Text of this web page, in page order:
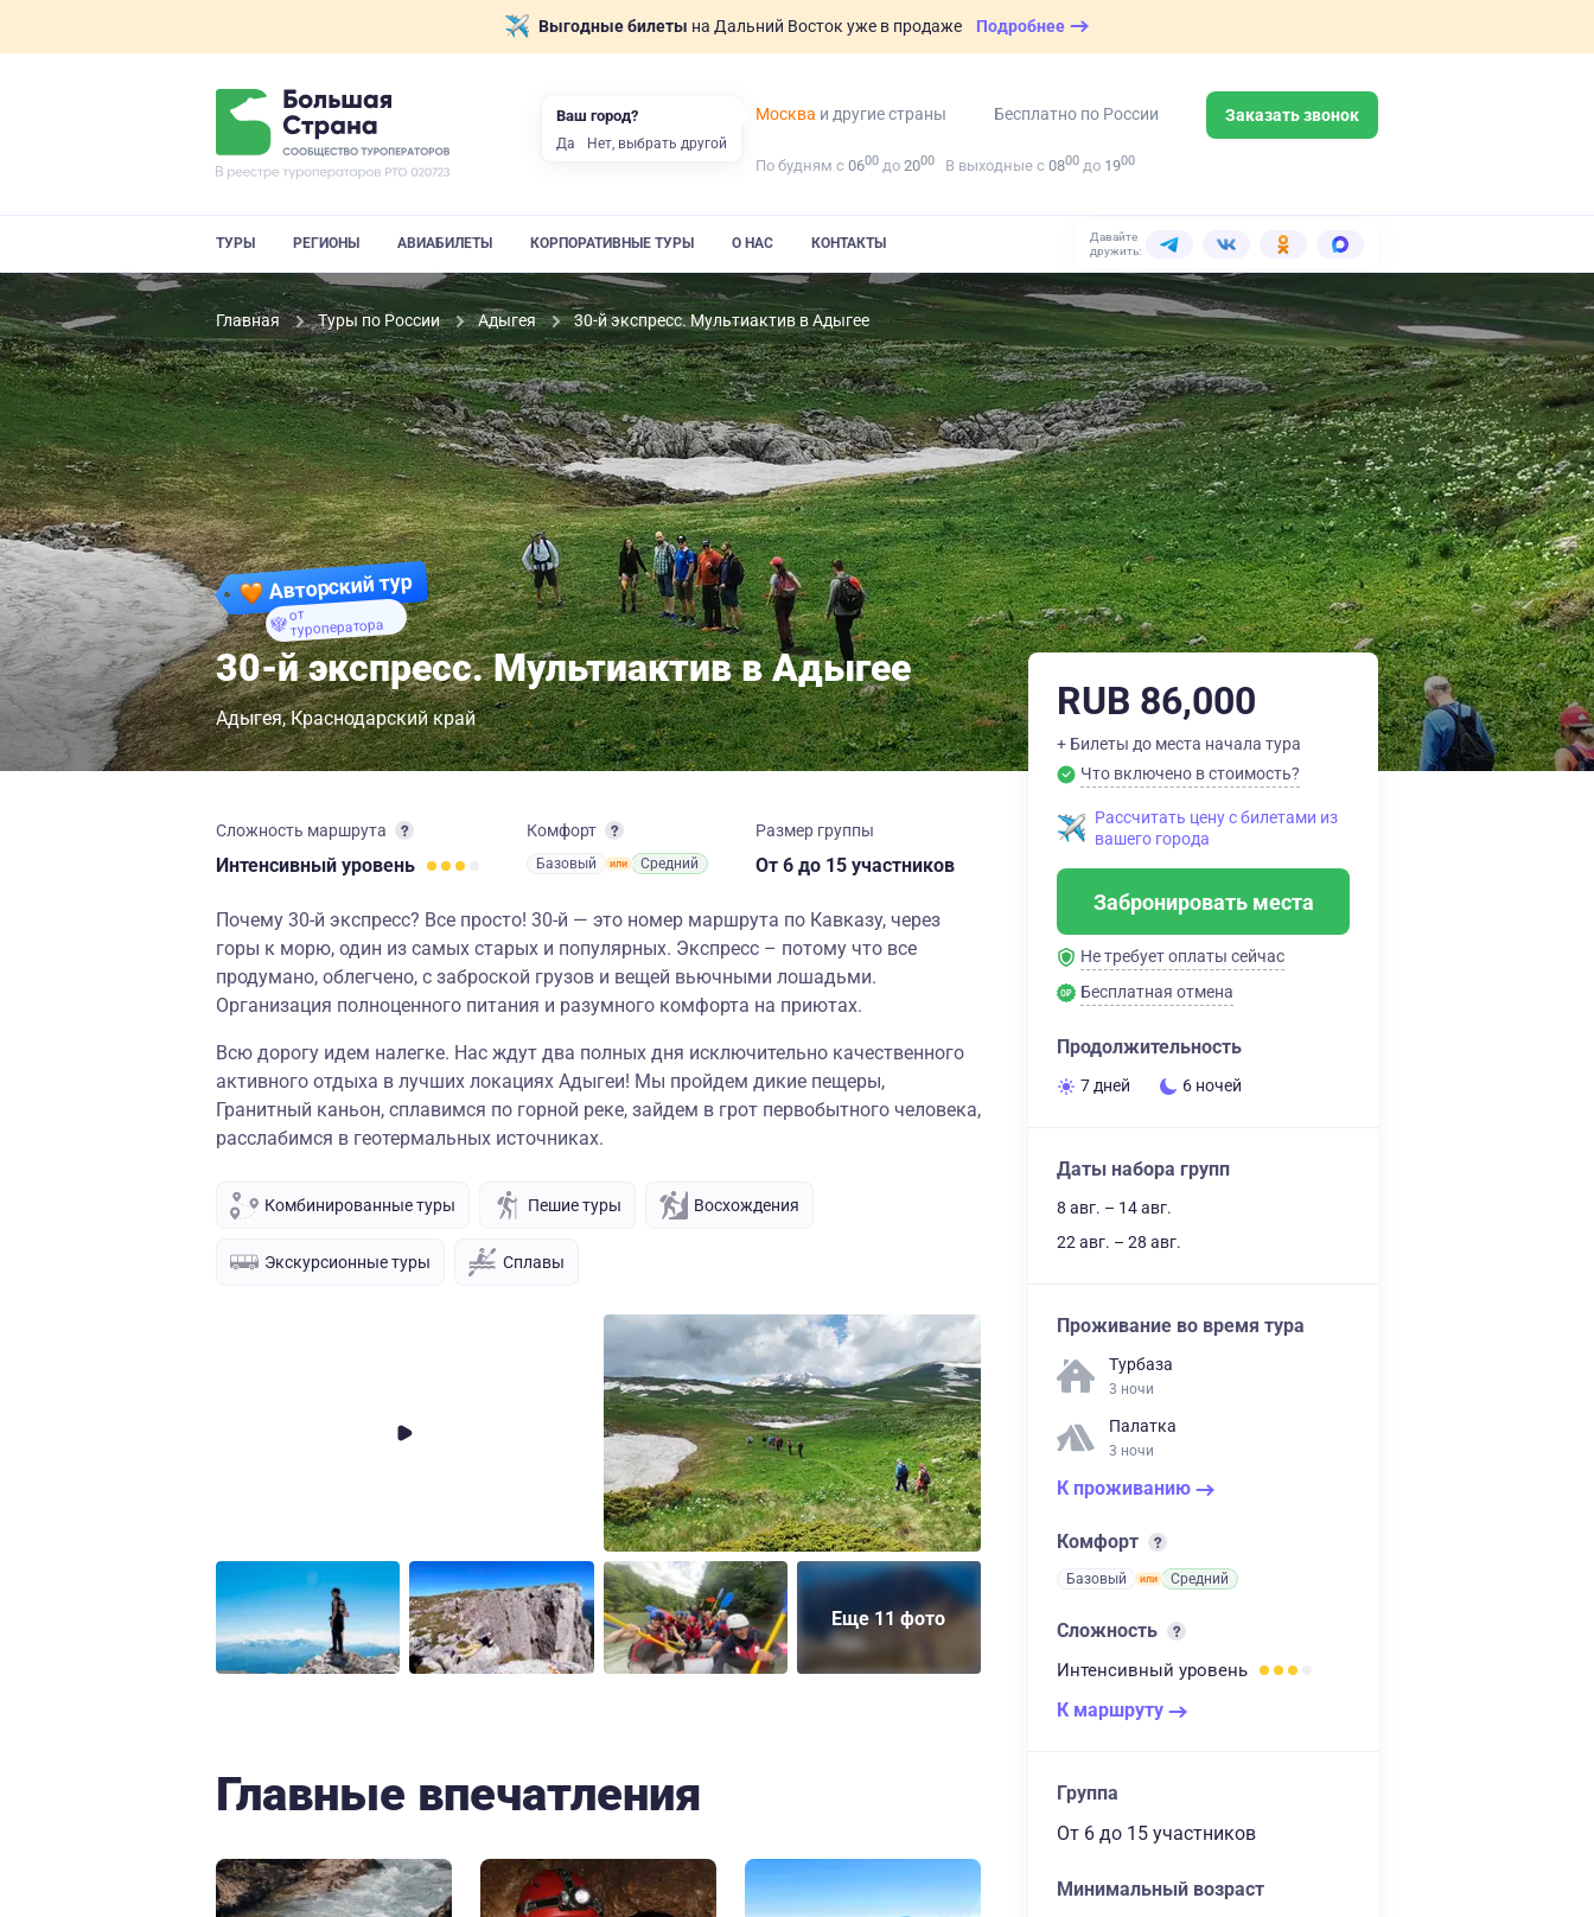
Выгодные билеты на Дальний Восток уже в продаже Подробнее
Москва и другие страны Бесплатно по России Заказать звонок
По будням с 0600 до 2000 В выходные с 0800 до 1900
ТУРЫ РЕГИОНЫ АВИАБИЛЕТЫ КОРПОРАТИВНЫЕ ТУРЫ О НАС КОНТАКТЫ
Давайте
дружить:
Главная Туры по России Адыгея 30-й экспресс. Мультиактив в Адыгее
Авторский тур
от
туроператора
30-й экспресс. Мультиактив в Адыгее
Адыгея Краснодарский край
Сложность маршрута
Интенсивный уровень
Комфорт
Базовый Средний
Размер группы
От 6 до 15 участников
Почему 30-й экспресс? Все просто! 30-й — это номер маршрута по Кавказу, через
горы к морю, один из самых старых и популярных. Экспресс – потому что все
продумано, облегчено, с заброской грузов и вещей вьючными лошадьми.
Организация полноценного питания и разумного комфорта на приютах.
Всю дорогу идем налегке. Нас ждут два полных дня исключительно качественного
активного отдыха в лучших локациях Адыгеи! Мы пройдем дикие пещеры,
Гранитный каньон, сплавимся по горной реке, зайдем в грот первобытного человека,
расслабимся в геотермальных источниках.
Комбинированные туры Пешие туры Восхождения
Экскурсионные туры Сплавы
Еще 11 фото
Главные впечатления
RUB 86,000
+ Билеты до места начала тура
Что включено в стоимость?
Рассчитать цену с билетами из
вашего города
Забронировать места
Не требует оплаты сейчас
Бесплатная отмена
Продолжительность
7 дней 6 ночей
Даты набора групп
8 авг. – 14 авг.
22 авг. – 28 авг.
Проживание во время тура
Турбаза
3 ночи
Палатка
3 ночи
К проживанию
Комфорт
Базовый Средний
Сложность
Интенсивный уровень
К маршруту
Группа
От 6 до 15 участников
Минимальный возраст
Ваш город?
Да Нет, выбрать другой